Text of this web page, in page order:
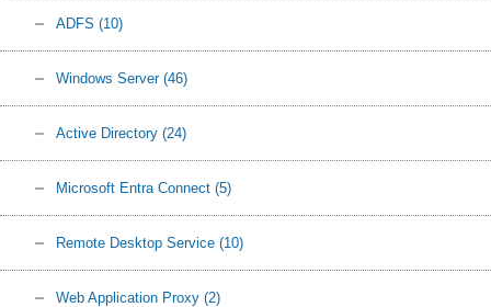
ADFS (10)
Windows Server (46)
Active Directory (24)
Microsoft Entra Connect (5)
Remote Desktop Service (10)
Web Application Proxy (2)